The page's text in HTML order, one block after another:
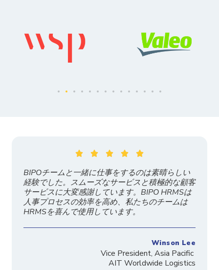
    
BIPOチームと一緒に仕事をするのは素晴らしい
経験でした。スムーズなサービスと積極的な顧客
サービスに大変感謝しています。BIPO HRMSは
人事プロセスの効率を高め、私たちのチームは
HRMSを喜んで使用しています。
Winson Lee
Vice President, Asia Pacific
AIT Worldwide Logistics